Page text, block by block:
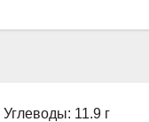
11.9 г